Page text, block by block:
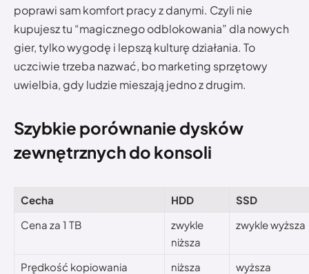
poprawi sam komfort pracy z danymi. Czyli nie
kupujesz tu “magicznego odblokowania” dla nowych
gier, tylko wygodę i lepszą kulturę działania. To
uczciwie trzeba nazwać, bo marketing sprzętowy
uwielbia, gdy ludzie mieszają jedno z drugim.
Szybkie porównanie dysków
zewnętrznych do konsoli
Cecha HDD
SSD
Cena za 1 TB
zwykle
niższa
zwykle wyższa
Prędkość kopiowania niższa
wyższa